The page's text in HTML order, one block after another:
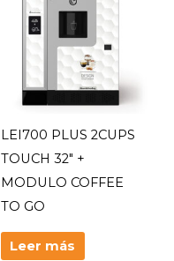
LEI700 PLUS 2CUPS
TOUCH 32″ +
MODULO COFFEE
TO GO
Leer más